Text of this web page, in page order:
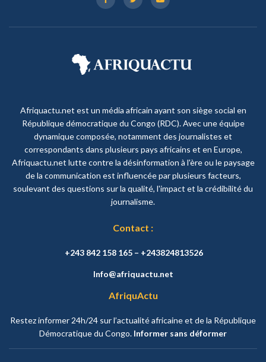
Afriquactu.net est un média africain ayant son siège social en
République démocratique du Congo (RDC). Avec une équipe
dynamique composée, notamment des journalistes et
correspondants dans plusieurs pays africains et en Europe,
Afriquactu.net lutte contre la désinformation à l'ère ou le paysage
de la communication est influencée par plusieurs facteurs,
soulevant des questions sur la qualité, l'impact et la crédibilité du
journalisme.
Contact :
+243 842 158 165 – +243824813526
Info@afriquactu.net
AfriquActu
Restez informer 24h/24 sur l’actualité africaine et de la République
Démocratique du Congo. Informer sans déformer